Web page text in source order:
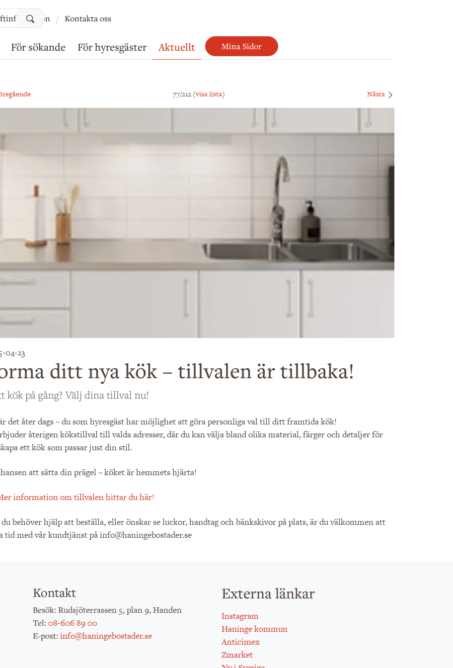
Sök
För sökande För hyresgäster Aktuellt Mina Sidor
Kontakta oss
77/212 (visa lista) Nästa
04-23
ditt nya kök – tillvalen är tillbaka!
kök på gång? Välj dina tillval nu!
det åter dags – du som hyresgäst har möjlighet att göra personliga val till ditt framtida kök!
återigen kökstillval till valda adresser, där du kan välja bland olika material, färger och detaljer för
ett kök som passar just din stil.
att sätta din prägel – köket är hemmets hjärta!
information om tillvalen hittar du här!
behöver hjälp att beställa, eller önskar se luckor, handtag och bänkskivor på plats, är du välkommen att
tid med vår kundtjänst på info@haningebostader.se
Kontakt
Besök: Rudsjöterrassen 5, plan 9, Handen
Tel: 08-606 89 00
E-post: info@haningebostader.se
Externa länkar
Instagram
Haninge kommun
Anticimex
Zmarket